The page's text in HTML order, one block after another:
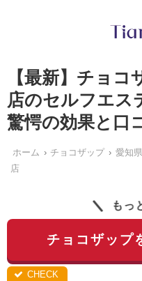
【最新】チョ
店のセルフエス
驚愕の効果と口
ホーム チョコザップ 愛知県
店
もっ
チョコザップ